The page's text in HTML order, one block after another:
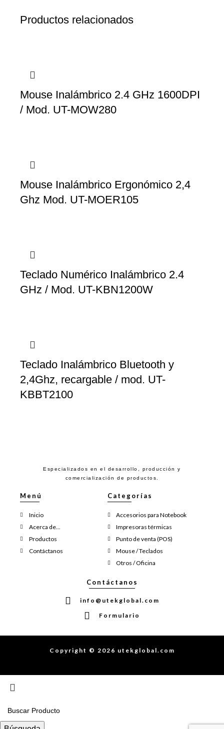
Productos relacionados
Mouse Inalámbrico 2.4 GHz 1600DPI
/ Mod. UT-MOW280
Mouse Inalámbrico Ergonómico 2,4
Ghz Mod. UT-MOER105
Teclado Numérico Inalámbrico 2.4
GHz / Mod. UT-KBN1200W
Teclado Inalámbrico Bluetooth y
2,4Ghz, recargable / mod. UT-
KBBT2100
Especializados en el desarrollo, producción y
comercialización de productos.
Menú
Inicio
Acerca de...
Productos
Contáctanos
Categorías
Accesorios para Notebook
Impresoras térmicas
Punto de venta (POS)
Mouse / Teclados
Otros / Oficina
Contáctanos
info@utekglobal.com
Formulario
Copyright © 2026 utekglobal.com